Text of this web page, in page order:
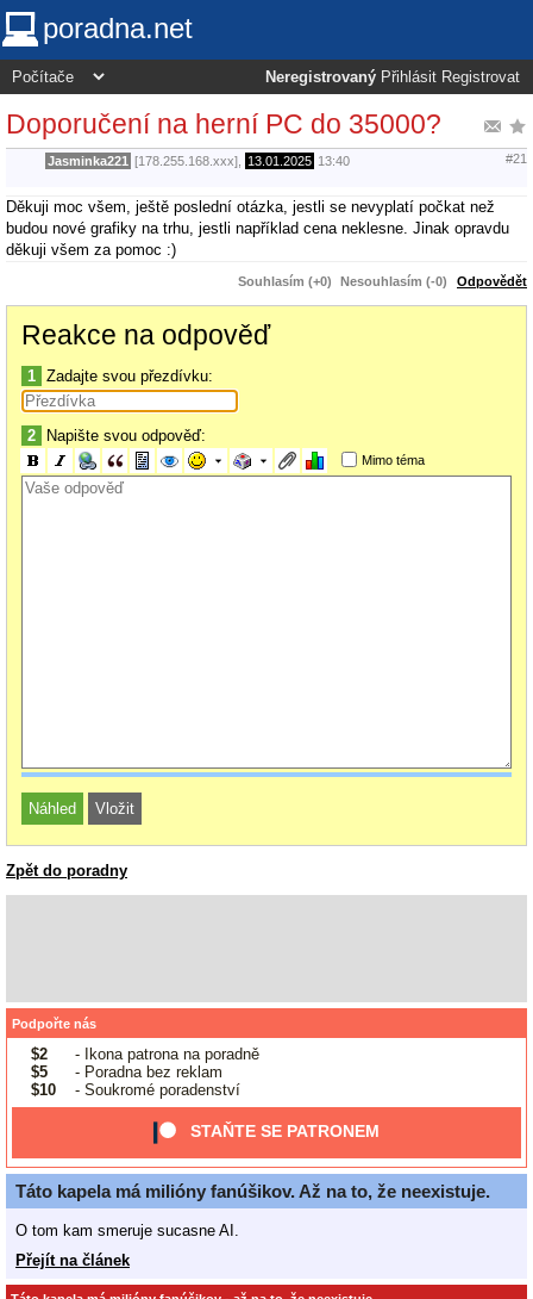
poradna.net
Neregistrovaný Přihlásit Registrovat
Doporučení na herní PC do 35000?
Jasminka221 [178.255.168.xxx], 13.01.2025 13:40 #21
Děkuji moc všem, ještě poslední otázka, jestli se nevyplatí počkat než
budou nové grafiky na trhu, jestli například cena neklesne. Jinak opravdu
děkuji všem za pomoc :)
Souhlasím (+0) Nesouhlasím (-0) Odpovědět
Reakce na odpověď
1 Zadajte svou přezdívku:
2 Napište svou odpověď:
Mimo téma
Zpět do poradny
Podpořte nás
$2
- Ikona patrona na poradně
$5
- Poradna bez reklam
$10
- Soukromé poradenství
STAŇTE SE PATRONEM
Táto kapela má milióny fanúšikov. Až na to, že neexistuje.
O tom kam smeruje sucasne AI.
Přejít na článek